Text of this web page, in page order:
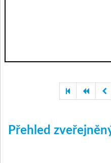
Přehled